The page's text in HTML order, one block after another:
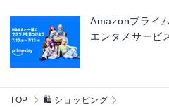
Amazonプライ
エンタメサービ
TOP 🛍️ ショッピング